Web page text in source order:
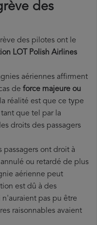
des
des pilotes ont le
LOT Polish Airlines
aériennes affirment
de force majeure ou
réalité est que ce type
que tel par la
droits des passagers
passagers ont droit à
ou retardé de plus
aérienne peut
est dû à des
pas pu être
raisonnables avaient